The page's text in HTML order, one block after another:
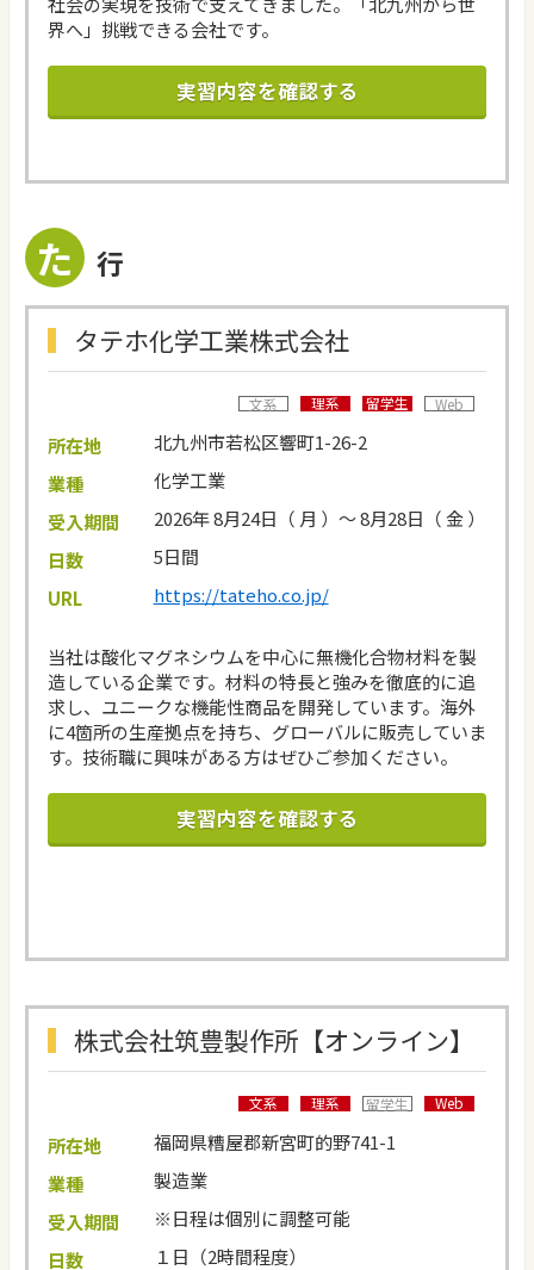
界へ」挑戦できる会社です。
実習内容を確認する
た 行
タテホ化学工業株式会社
文系 理系 留学生 Web
所在地
北九州市若松区響町1-26-2
業種
化学工業
受入期間
2026年 8月24日（ 月 ）～ 8月28日（ 金 ）
日数
5日間
URL
https://tateho.co.jp/
当社は酸化マグネシウムを中心に無機化合物材料を製
造している企業です。材料の特長と強みを徹底的に追
求し、ユニークな機能性商品を開発しています。海外
に4箇所の生産拠点を持ち、グローバルに販売していま
す。技術職に興味がある方はぜひご参加ください。
実習内容を確認する
株式会社筑豊製作所【オンライン】
文系 理系 留学生 Web
所在地
福岡県糟屋郡新宮町的野741-1
業種
製造業
受入期間
※日程は個別に調整可能
日数
１日（2時間程度）